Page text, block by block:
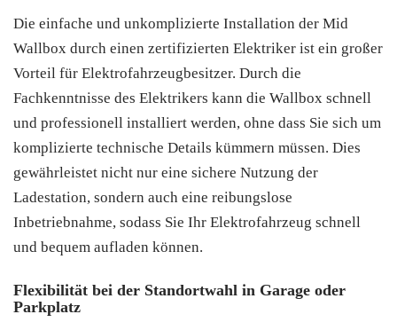
Die einfache und unkomplizierte Installation der Mid
Wallbox durch einen zertifizierten Elektriker ist ein großer
Vorteil für Elektrofahrzeugbesitzer. Durch die
Fachkenntnisse des Elektrikers kann die Wallbox schnell
und professionell installiert werden, ohne dass Sie sich um
komplizierte technische Details kümmern müssen. Dies
gewährleistet nicht nur eine sichere Nutzung der
Ladestation, sondern auch eine reibungslose
Inbetriebnahme, sodass Sie Ihr Elektrofahrzeug schnell
und bequem aufladen können.
Flexibilität bei der Standortwahl in Garage oder
Parkplatz